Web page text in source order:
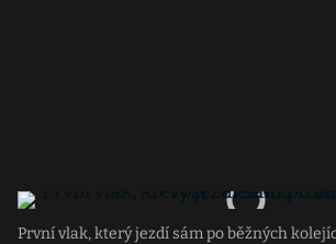
První vlak, který jezdí sám po běžných